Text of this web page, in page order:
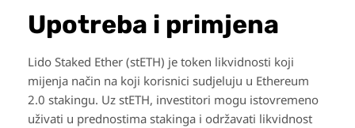
Upotreba i primjena
Lido Staked Ether (stETH) je token likvidnosti koji
mijenja način na koji korisnici sudjeluju u Ethereum
2.0 stakingu. Uz stETH, investitori mogu istovremeno
uživati u prednostima stakinga i održavati likvidnost